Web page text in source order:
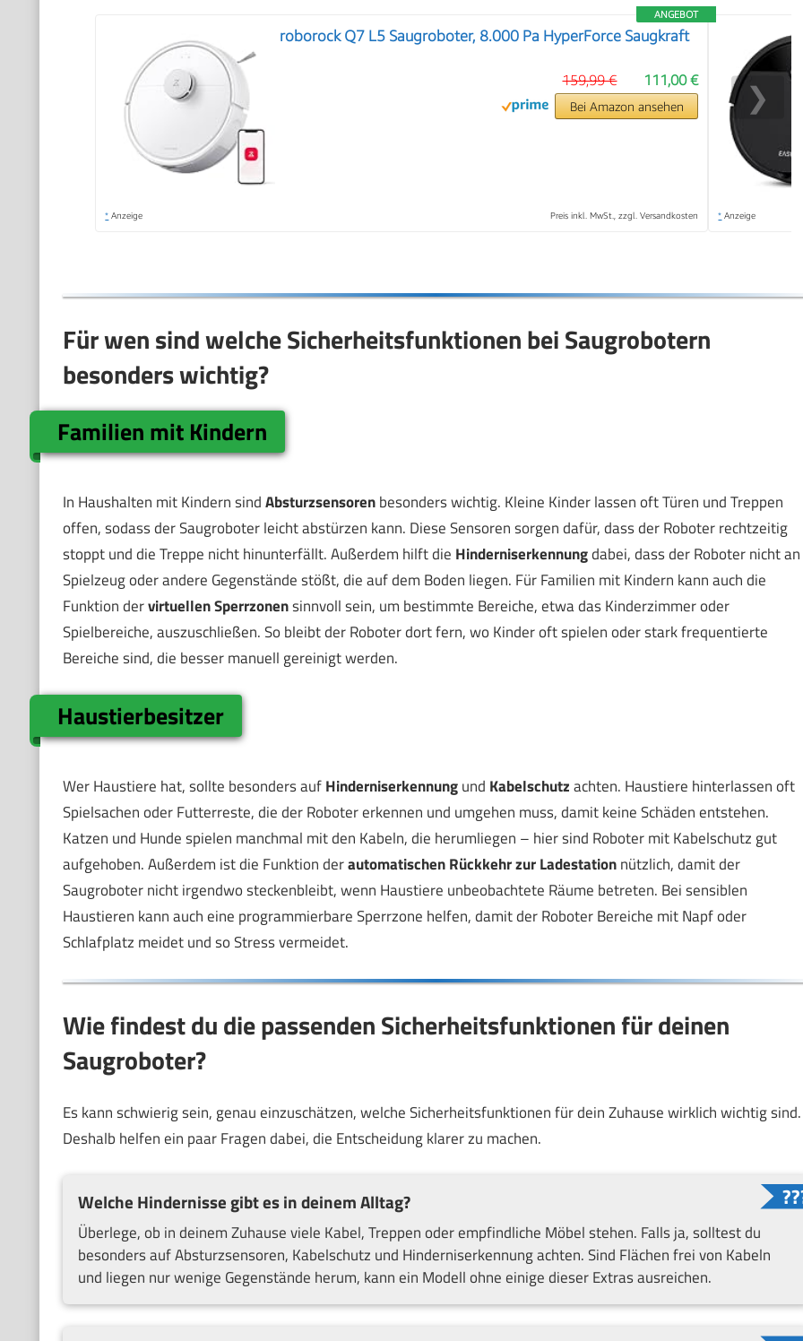
ANGEBOT
roborock Q7 L5 Saugroboter, 8.000 Pa HyperForce Saugkraft
111,00 €
159,99 €
Bei Amazon ansehen
* Anzeige Preis inkl. MwSt., zzgl. Versandkosten * Anzeige
❯
Für wen sind welche Sicherheitsfunktionen bei Saugrobotern
besonders wichtig?
Familien mit Kindern
In Haushalten mit Kindern sindAbsturzsensorenbesonders wichtig. Kleine Kinder lassen oft Türen und Treppen
offen, sodass der Saugroboter leicht abstürzen kann. Diese Sensoren sorgen dafür, dass der Roboter rechtzeitig
stoppt und die Treppe nicht hinunterfällt. Außerdem hilft die Hinderniserkennungdabei, dass der Roboter nicht an
Spielzeug oder andere Gegenstände stößt, die auf dem Boden liegen. Für Familien mit Kindern kann auch die
Funktion dervirtuellen Sperrzonensinnvoll sein, um bestimmte Bereiche, etwa das Kinderzimmer oder
Spielbereiche, auszuschließen. So bleibt der Roboter dort fern, wo Kinder oft spielen oder stark frequentierte
Bereiche sind, die besser manuell gereinigt werden.
Haustierbesitzer
Wer Haustiere hat, sollte besonders aufHinderniserkennungund Kabelschutzachten. Haustiere hinterlassen oft
Spielsachen oder Futterreste, die der Roboter erkennen und umgehen muss, damit keine Schäden entstehen.
Katzen und Hunde spielen manchmal mit den Kabeln, die herumliegen – hier sind Roboter mit Kabelschutz gut
aufgehoben. Außerdem ist die Funktion derautomatischen Rückkehr zur Ladestationnützlich, damit der
Saugroboter nicht irgendwo steckenbleibt, wenn Haustiere unbeobachtete Räume betreten. Bei sensiblen
Haustieren kann auch eine programmierbare Sperrzone helfen, damit der Roboter Bereiche mit Napf oder
Schlafplatz meidet und so Stress vermeidet.
Wie findest du die passenden Sicherheitsfunktionen für deinen
Saugroboter?
Es kann schwierig sein, genau einzuschätzen, welche Sicherheitsfunktionen für dein Zuhause wirklich wichtig sind.
Deshalb helfen ein paar Fragen dabei, die Entscheidung klarer zu machen.
Welche Hindernisse gibt es in deinem Alltag?
Überlege, ob in deinem Zuhause viele Kabel, Treppen oder empfindliche Möbel stehen. Falls ja, solltest du
besonders auf Absturzsensoren, Kabelschutz und Hinderniserkennung achten. Sind Flächen frei von Kabeln
und liegen nur wenige Gegenstände herum, kann ein Modell ohne einige dieser Extras ausreichen.